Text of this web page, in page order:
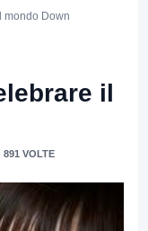
mondo Down
il
VOLTE